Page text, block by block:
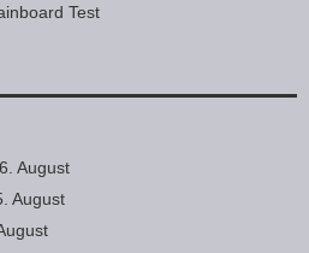
Test
August
August